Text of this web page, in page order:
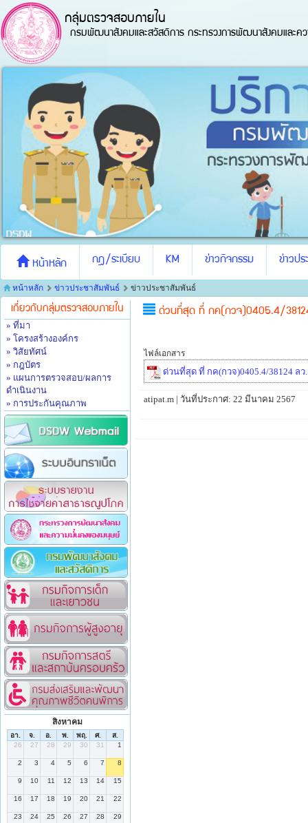
กลุ่มตรวจสอบภายใน
กรมพัฒนาสังคมและสวัสดิการ กระทรวงการพัฒนาสังคมและค
หน้าหลัก กฎ/ระเบียบ KM ข่าวกิจกรรม ข่าวป
หน้าหลัก ข่าวประชาสัมพันธ์ ข่าวประชาสัมพันธ์
เกี่ยวกับกลุ่มตรวจสอบภายใน
» ที่มา
» โครงสร้างองค์กร
» วิสัยทัศน์
» กฎบัตร
» แผนการตรวจสอบ/ผลการ
ดำเนินงาน
» การประกันคุณภาพ
สิงหาคม
ด่วนที่สุด ที่ กค(กวจ)0405.4/38124
ไฟล์เอกสาร
ด่วนที่สุด ที่ กค(กวจ)0405.4/38124 ล
atipat.m | วันที่ประกาศ: 22 มีนาคม 2567